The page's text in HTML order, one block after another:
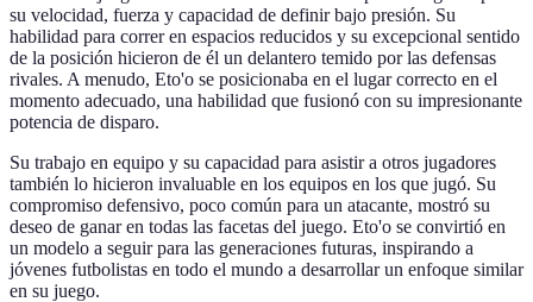
su velocidad, fuerza y capacidad de definir bajo presión. Su
habilidad para correr en espacios reducidos y su excepcional sentido
de la posición hicieron de él un delantero temido por las defensas
rivales. A menudo, Eto'o se posicionaba en el lugar correcto en el
momento adecuado, una habilidad que fusionó con su impresionante
potencia de disparo.
Su trabajo en equipo y su capacidad para asistir a otros jugadores
también lo hicieron invaluable en los equipos en los que jugó. Su
compromiso defensivo, poco común para un atacante, mostró su
deseo de ganar en todas las facetas del juego. Eto'o se convirtió en
un modelo a seguir para las generaciones futuras, inspirando a
jóvenes futbolistas en todo el mundo a desarrollar un enfoque similar
en su juego.